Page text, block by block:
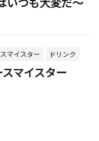
マイスター ドリンク
スマイスター